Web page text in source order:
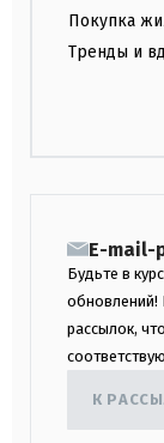
Покупка
Тренды и
E-mail-
Будьте в
обновлений!
рассылок,
К